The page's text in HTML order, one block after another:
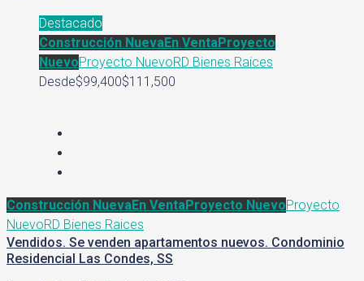
Destacado
Construcción Nueva En Venta Proyecto
NuevoProyecto NuevoRD Bienes Raices
Desde$99,400$111,500
Construcción Nueva En Venta Proyecto NuevoProyecto
NuevoRD Bienes Raices
Vendidos. Se venden apartamentos nuevos. Condominio
Residencial Las Condes, SS